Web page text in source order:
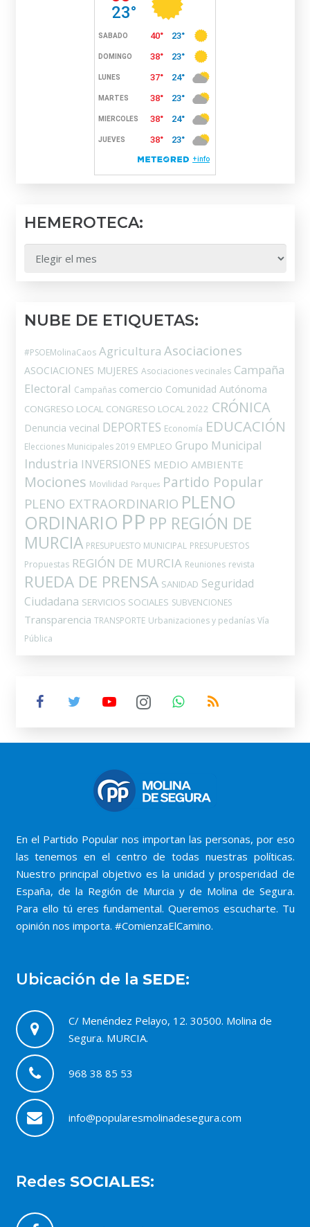
HEMEROTECA:
NUBE DE ETIQUETAS:
#PSOEMolinaCaos Agricultura Asociaciones
ASOCIACIONES MUJERES Asociaciones vecinales Campaña
Electoral Campañas comercio Comunidad Autónoma
CONGRESO LOCAL CONGRESO LOCAL 2022 CRÓNICA
Denuncia vecinal DEPORTES Economía EDUCACIÓN
Elecciones Municipales 2019 EMPLEO Grupo Municipal
Industria INVERSIONES MEDIO AMBIENTE
Mociones Movilidad Parques Partido Popular
PLENO EXTRAORDINARIO PLENO
ORDINARIO PP PP REGIÓN DE
MURCIA PRESUPUESTO MUNICIPAL PRESUPUESTOS
Propuestas REGIÓN DE MURCIA Reuniones revista
RUEDA DE PRENSA SANIDAD Seguridad
Ciudadana SERVICIOS SOCIALES SUBVENCIONES
Transparencia TRANSPORTE Urbanizaciones y pedanías Vía
Pública
En el Partido Popular nos importan las personas, por eso
las tenemos en el centro de todas nuestras políticas.
Nuestro principal objetivo es la unidad y prosperidad de
España, de la Región de Murcia y de Molina de Segura.
Para ello tú eres fundamental. Queremos escucharte. Tu
opinión nos importa. #ComienzaElCamino.
Ubicación de la SEDE:
C/ Menéndez Pelayo, 12. 30500. Molina de
Segura. MURCIA.
968 38 85 53
info@popularesmolinadesegura.com
Redes SOCIALES: